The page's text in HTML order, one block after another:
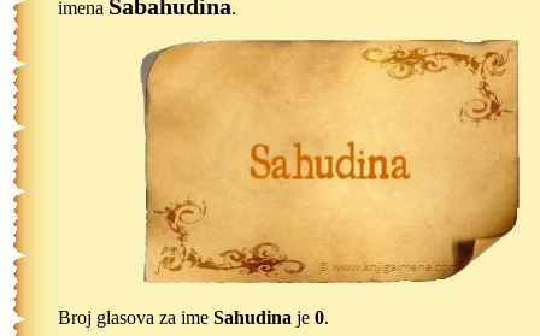
imena Sabahudina.
Broj glasova za ime Sahudina je 0.